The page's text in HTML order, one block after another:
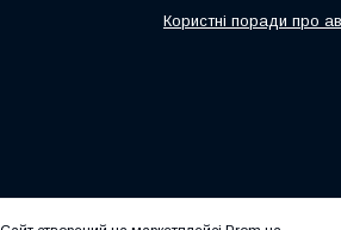
Користні поради про